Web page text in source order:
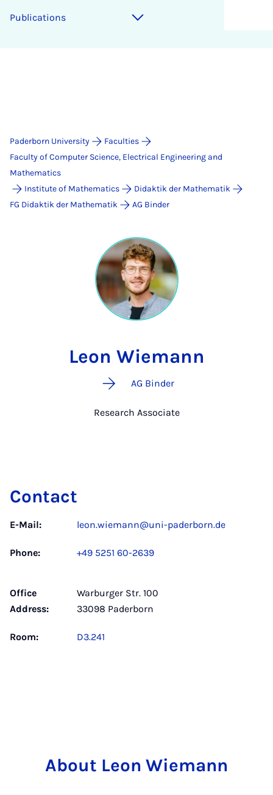
Publications
Paderborn University
Faculties
Faculty of Computer Science, Electrical Engineering and
Mathematics
Institute of Mathematics
Didaktik der Mathematik
FG Didaktik der Mathematik
AG Binder
Leon Wiemann
AG Binder
Research Associate
Contact
E-Mail: leon.wiemann@uni-paderborn.de
Phone: +49 5251 60-2639
Office
Address:
Warburger Str. 100
33098 Paderborn
Room: D3.241
About Leon Wiemann